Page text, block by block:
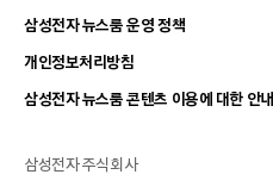
삼성전자 뉴스룸 운영 정책
개인정보처리방침
삼성전자 뉴스룸 콘텐츠 이용에 대한 안내
삼성전자 주식회사